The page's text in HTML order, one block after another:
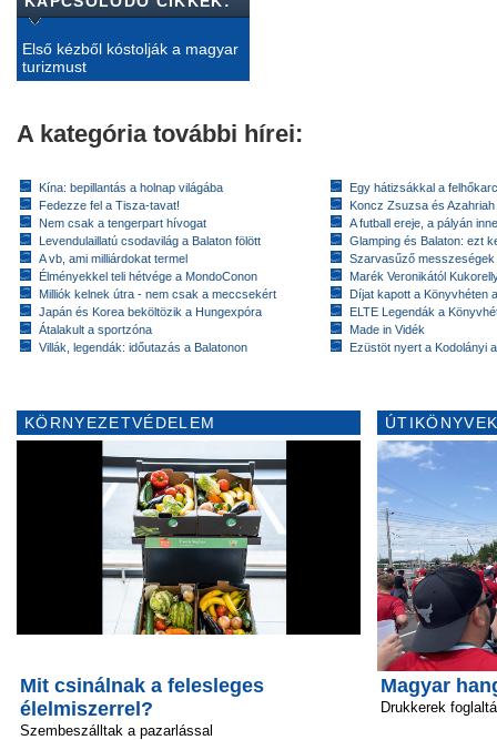
Első kézből kóstolják a magyar
turizmust
A kategória további hírei:
Kína: bepillantás a holnap világába
Fedezze fel a Tisza-tavat!
Nem csak a tengerpart hívogat
Levendulaillatú csodavilág a Balaton fölött
A vb, ami milliárdokat termel
Élményekkel teli hétvége a MondoConon
Milliók kelnek útra - nem csak a meccsekért
Japán és Korea beköltözik a Hungexpóra
Átalakult a sportzóna
Villák, legendák: időutazás a Balatonon
Egy hátizsákkal a
Koncz Zsuzsa és
A futball ereje, a pályán
Glamping és Balaton: ezt
Szarvasűző messzeségek
Marék Veronikától
Díjat kapott a Könyvhéten
ELTE Legendák a
Made in Vidék
Ezüstöt nyert a Kodolányi
KÖRNYEZETVÉDELEM
Mit csinálnak a felesleges
élelmiszerrel?
Szembeszálltak a pazarlással
Magyar
Drukkerek